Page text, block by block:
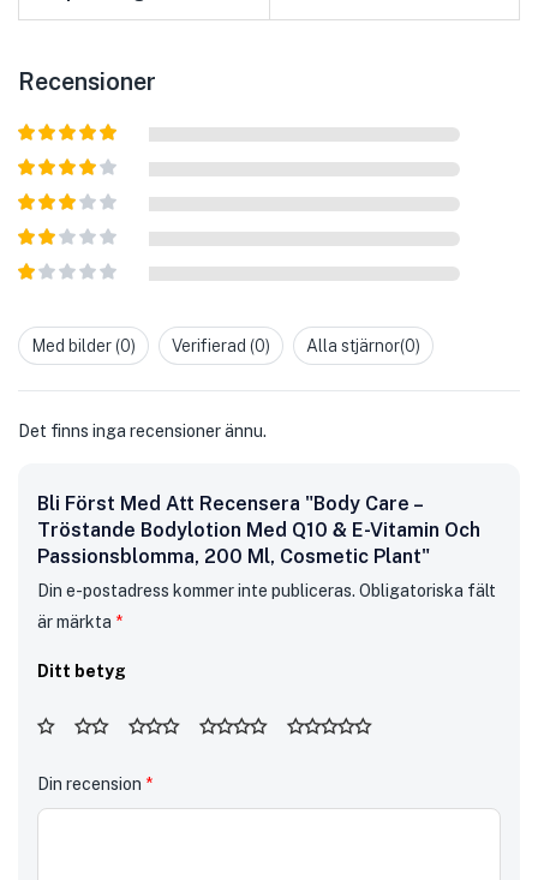
Recensioner
Betygsatt5
Betygsatt
4av 5
Betygsatt
3av 5
Betygsatt
2av
av
5
Med bilder (0) Verifierad (0) Alla stjärnor(0)
Det finns inga recensioner ännu.
Bli Först Med Att Recensera "Body Care –
Tröstande Bodylotion Med Q10 & E-Vitamin Och
Passionsblomma, 200 Ml, Cosmetic Plant"
Din e-postadress kommer inte publiceras. Obligatoriska fält
är märkta *
Ditt betyg
Din recension *